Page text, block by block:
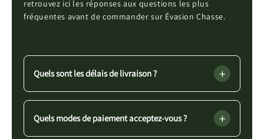
retrouvez ici les réponses aux questions les plus
fréquentes avant de commander sur Évasion Chasse.
Quels sont les délais de livraison ? +
Quels modes de paiement acceptez-vous ? +